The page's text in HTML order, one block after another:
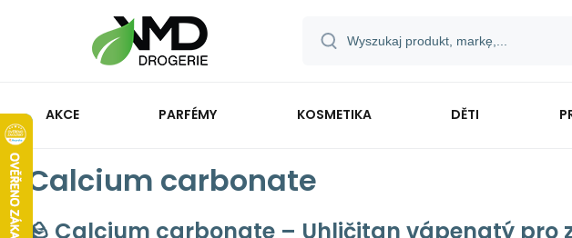
AKCE PARFÉMY KOSMETIKA DĚTI
Calcium carbonate
🪨 Calcium carbonate – Uhličitan vápenatý pro